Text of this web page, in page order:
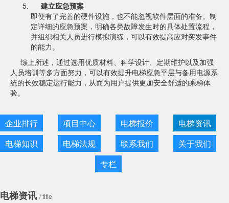
建立应急预案
即便有了完善的硬件设施，也不能忽视软件层面的准备。制
定详细的应急预案，明确各类故障发生时的具体处置流程，
并组织相关人员进行模拟演练，可以有效提高应对突发事件
的能力。
综上所述，通过选用优质材料、科学设计、定期维护以及加强
人员培训等多方面努力，可以有效提升电梯应急平层与备用电源系
统的长效稳定运行能力，从而为用户提供更加安全舒适的乘梯体
验。
企业排行 项目中心 电梯报价
电梯资讯
电梯知识
电梯法规 联系我们
关于我们
专栏
电梯资讯 / title